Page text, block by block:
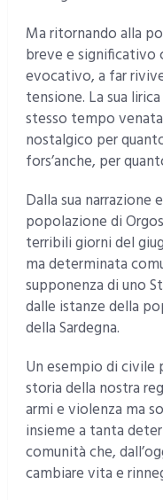
Ma ritornando alla
breve e
evocativo, a far
tensione. La sua
stesso tempo
nostalgico per
fors’anche, per
Dalla sua
popolazione di
terribili giorni del
ma determinata
supponenza di uno
dalle istanze della
della Sardegna.
Un esempio di civile
storia della nostra
armi e violenza ma
insieme a tanta
comunità che,
cambiare vita e